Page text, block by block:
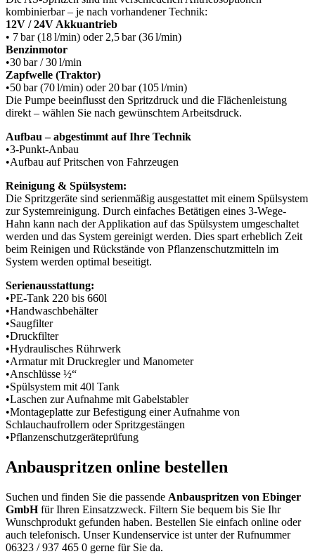
kombinierbar – je nach vorhandener Technik:
12V / 24V Akkuantrieb
• 7 bar (18 l/min) oder 2,5 bar (36 l/min)
Benzinmotor
•30 bar / 30 l/min
Zapfwelle (Traktor)
•50 bar (70 l/min) oder 20 bar (105 l/min)
Die Pumpe beeinflusst den Spritzdruck und die Flächenleistung
direkt – wählen Sie nach gewünschtem Arbeitsdruck.
Aufbau – abgestimmt auf Ihre Technik
•3-Punkt-Anbau
•Aufbau auf Pritschen von Fahrzeugen
Reinigung & Spülsystem:
Die Spritzgeräte sind serienmäßig ausgestattet mit einem Spülsystem
zur Systemreinigung. Durch einfaches Betätigen eines 3-Wege-
Hahn kann nach der Applikation auf das Spülsystem umgeschaltet
werden und das System gereinigt werden. Dies spart erheblich Zeit
beim Reinigen und Rückstände von Pflanzenschutzmitteln im
System werden optimal beseitigt.
Serienausstattung:
•PE-Tank 220 bis 660l
•Handwaschbehälter
•Saugfilter
•Druckfilter
•Hydraulisches Rührwerk
•Armatur mit Druckregler und Manometer
•Anschlüsse ½“
•Spülsystem mit 40l Tank
•Laschen zur Aufnahme mit Gabelstabler
•Montageplatte zur Befestigung einer Aufnahme von
Schlauchaufrollern oder Spritzgestängen
•Pflanzenschutzgeräteprüfung
Anbauspritzen online bestellen
Suchen und finden Sie die passende Anbauspritzen von Ebinger
GmbHfür Ihren Einsatzzweck. Filtern Sie bequem bis Sie Ihr
Wunschprodukt gefunden haben. Bestellen Sie einfach online oder
auch telefonisch. Unser Kundenservice ist unter der Rufnummer
06323 / 937 465 0 gerne für Sie da.